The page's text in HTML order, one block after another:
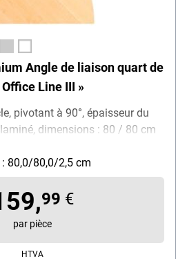
Angle de liaison quart de
Office Line III »
pivotant à 90°, épaisseur du
dimensions : 80 / 80 cm
80,0/80,0/2,5 cm
99 €
par pièce
HTVA